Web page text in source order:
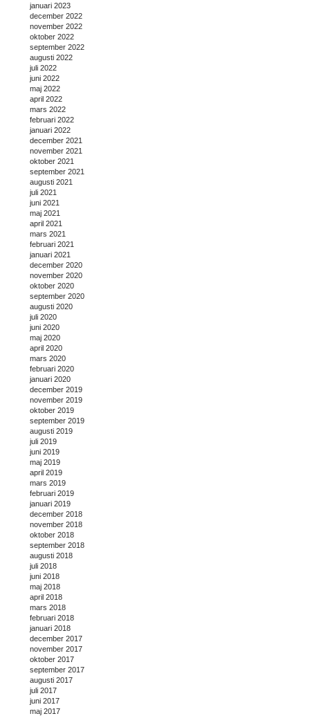
januari 2023
december 2022
november 2022
oktober 2022
september 2022
augusti 2022
juli 2022
juni 2022
maj 2022
april 2022
mars 2022
februari 2022
januari 2022
december 2021
november 2021
oktober 2021
september 2021
augusti 2021
juli 2021
juni 2021
maj 2021
april 2021
mars 2021
februari 2021
januari 2021
december 2020
november 2020
oktober 2020
september 2020
augusti 2020
juli 2020
juni 2020
maj 2020
april 2020
mars 2020
februari 2020
januari 2020
december 2019
november 2019
oktober 2019
september 2019
augusti 2019
juli 2019
juni 2019
maj 2019
april 2019
mars 2019
februari 2019
januari 2019
december 2018
november 2018
oktober 2018
september 2018
augusti 2018
juli 2018
juni 2018
maj 2018
april 2018
mars 2018
februari 2018
januari 2018
december 2017
november 2017
oktober 2017
september 2017
augusti 2017
juli 2017
juni 2017
maj 2017